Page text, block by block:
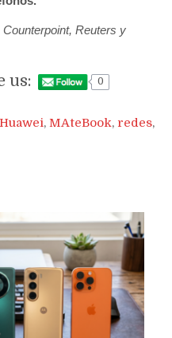
Reuters y
us:
0
Huawei, MAteBook, redes,